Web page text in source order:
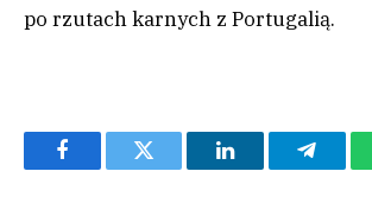
po rzutach karnych z Portugalią.
FacebookTwitter LinkedIn